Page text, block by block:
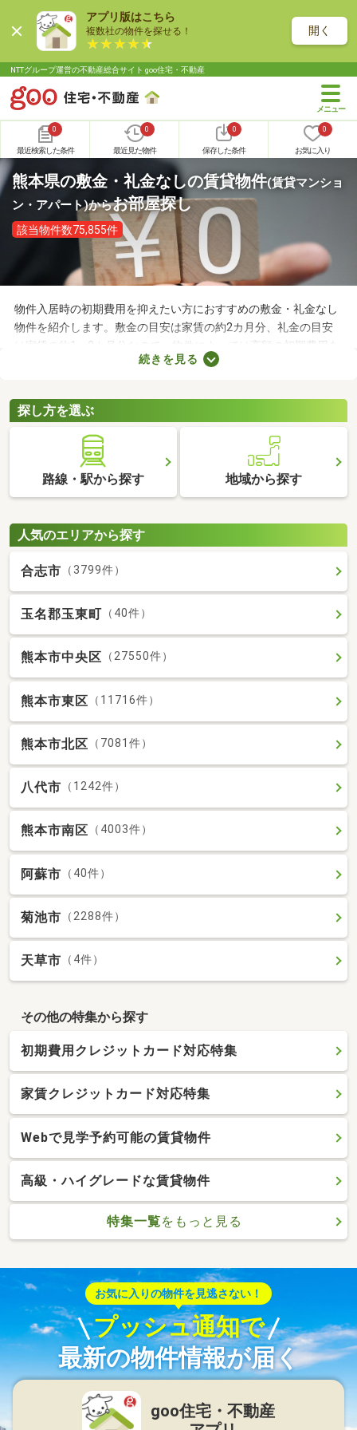
アプリ版はこちら
複数社の物件を探せる！ 開く
NTTグループ運営の不動産総合サイト goo住宅・不動産
0
最近検索した条件
0
最近見た物件
0
保存した条件
0
お気に入り
熊本県の敷金・礼金なしの賃貸物件(賃貸マンショ
ン・アパート)からお部屋探し
該当物件数75,855件
物件入居時の初期費用を抑えたい方におすすめの敷金・礼金なし
物件を紹介します。敷金の目安は家賃の約2カ月分、礼金の目安
は家賃の約1～2カ月分なので、物件によっては高額の初期費用を
用意しなければなりません。新生活に必要な家具や家電、インテ
部屋を見つけましょう。
続きを見る
探し方を選ぶ
路線・駅から探す 地域から探す
人気のエリアから探す
合志市 （3799件）
玉名郡玉東町 （40件）
熊本市中央区 （27550件）
熊本市東区 （11716件）
熊本市北区 （7081件）
八代市 （1242件）
熊本市南区 （4003件）
阿蘇市 （40件）
菊池市 （2288件）
天草市 （4件）
その他の特集から探す
初期費用クレジットカード対応特集
家賃クレジットカード対応特集
Webで見学予約可能の賃貸物件
高級・ハイグレードな賃貸物件
特集一覧をもっと見る
お気に入りの物件を見逃さない！
プッシュ通知で
最新の物件情報が届く
goo住宅・不動産